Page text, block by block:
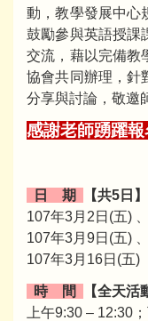
動，教學發展中心
鼓勵參與英語授課
交流，藉以完備教
協會共同辦理，針
分享與討論，敬邀
感謝老師踴躍報
日 期
【共5日】
107年3月2日(五)
107年3月9日(五)
107年3月16日(五)
時 間
【全天活
上午9:30 – 12:30